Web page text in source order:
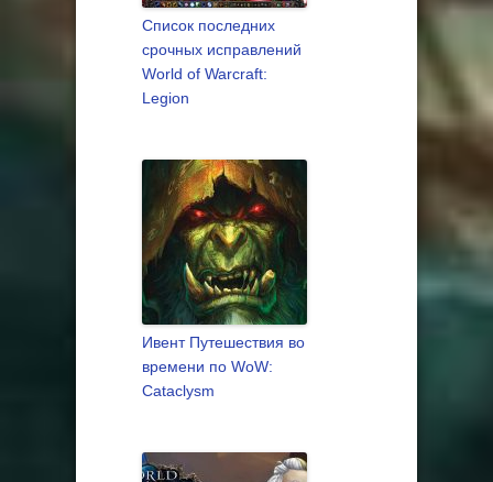
Список последних
срочных исправлений
World of Warcraft:
Legion
Ивент Путешествия во
времени по WoW:
Cataclysm